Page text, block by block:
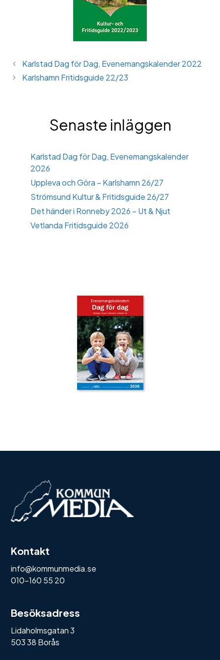
Karlstad Dag för Dag, Evenemangskalender 2022
Karlshamn Fritidsguide 22/23
Senaste inläggen
Karlstad Dag för Dag, Evenemangskalender
2026
Uppleva och Göra – Karlshamn 26/27
Strömsund Kultur & Fritidsguide 26/27
Det händer i Ronneby 2026 – Ut & Njut
Vetlanda Fritidsguide 2026
Kontakt
info@kommunmedia.se
010-160 55 20
Besöksadress
Lidaholmsgatan 3
503 38 Borås